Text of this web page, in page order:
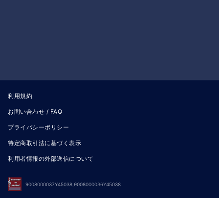
利用規約
お問い合わせ / FAQ
プライバシーポリシー
特定商取引法に基づく表示
利用者情報の外部送信について
9008000037Y45038,9008000036Y45038